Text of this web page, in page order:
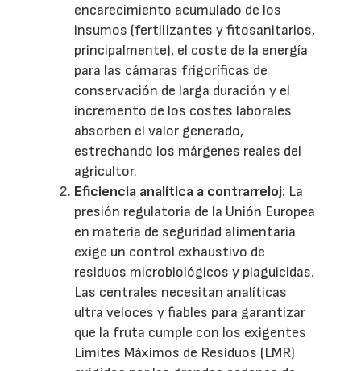
encarecimiento acumulado de los
insumos (fertilizantes y fitosanitarios,
principalmente), el coste de la energía
para las cámaras frigoríficas de
conservación de larga duración y el
incremento de los costes laborales
absorben el valor generado,
estrechando los márgenes reales del
agricultor.
Eficiencia analítica a contrarreloj: La
presión regulatoria de la Unión Europea
en materia de seguridad alimentaria
exige un control exhaustivo de
residuos microbiológicos y plaguicidas.
Las centrales necesitan analíticas
ultra veloces y fiables para garantizar
que la fruta cumple con los exigentes
Límites Máximos de Residuos (LMR)